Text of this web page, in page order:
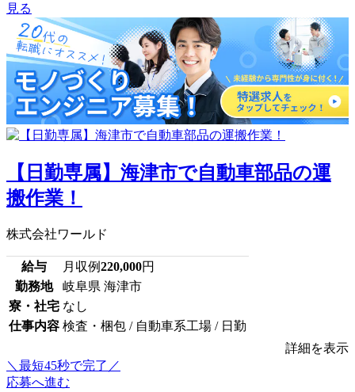
見る
【日勤専属】海津市で自動車部品の運
搬作業！
株式会社ワールド
給与 月収例220,000円
勤務地
岐阜県 海津市
寮・社宅 なし
仕事内容 検査・梱包 / 自動車系工場 / 日勤
詳細を表示
＼最短45秒で完了／
応募へ進む